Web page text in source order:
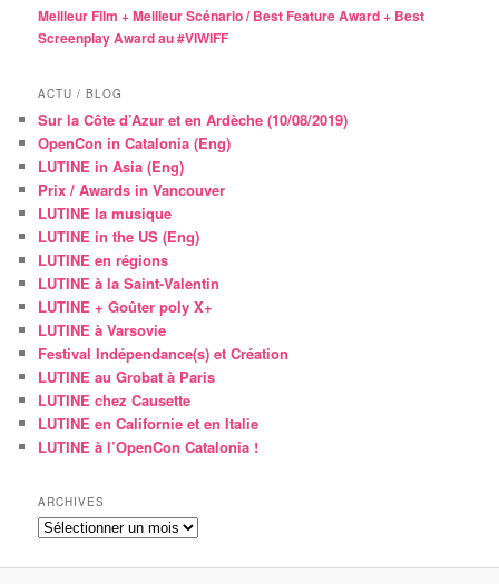
Meilleur Film + Meilleur Scénario / Best Feature Award + Best
Screenplay Award au #VIWIFF
ACTU / BLOG
Sur la Côte d’Azur et en Ardèche (10/08/2019)
OpenCon in Catalonia (Eng)
LUTINE in Asia (Eng)
Prix / Awards in Vancouver
LUTINE la musique
LUTINE in the US (Eng)
LUTINE en régions
LUTINE à la Saint-Valentin
LUTINE + Goûter poly X+
LUTINE à Varsovie
Festival Indépendance(s) et Création
LUTINE au Grobat à Paris
LUTINE chez Causette
LUTINE en Californie et en Italie
LUTINE à l’OpenCon Catalonia !
ARCHIVES
Archives